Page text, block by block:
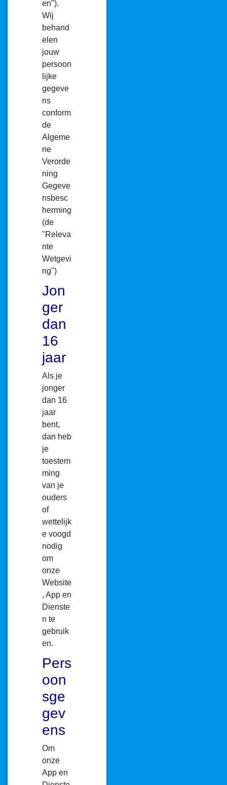
en").
Wij
behand
elen
jouw
persoon
lijke
gegeve
ns
conform
de
Algeme
ne
Verorde
ning
Gegeve
nsbesc
herming
(de
"Releva
nte
Wetgevi
ng")
Jon
ger
dan
16
jaar
Als je
jonger
dan 16
jaar
bent,
dan heb
je
toestem
ming
van je
ouders
of
wettelijk
e voogd
nodig
om
onze
Website
, App en
Dienste
n te
gebruik
en.
Pers
oon
sge
gev
ens
Om
onze
App en